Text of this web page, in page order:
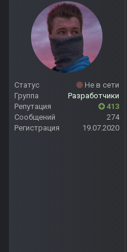
Статус
Не в сети
Группа
Разработчики
Репутация
413
Сообщений
274
Регистрация
19.07.2020